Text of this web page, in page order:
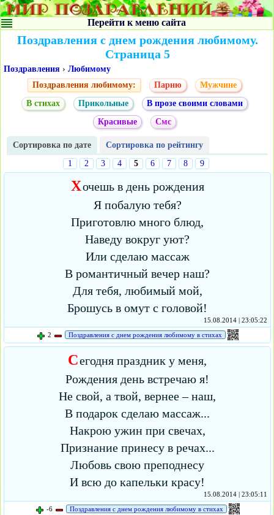
Перейти к меню сайта
Поздравления с днем рождения любимому.
Страница 5
Поздравления › Любимому
Поздравления любимому:
Парню
Мужчине
В стихах
Прикольные
В прозе своими словами
Красивые
Смс
Сортировка по дате
Сортировка по рейтингу
1
2 3 4 5 6 7 8 9
Хочешь в день рождения
Я побалую тебя?
Приготовлю много блюд,
Наведу вокруг уют?
Или сделаю массаж
В романтичный вечер наш?
Для тебя, любимый мой,
Брошусь в омут с головой!
15.08.2014 | 23:05:22
2
Поздравления с днем рождения любимому в стихах
Сегодня праздник у меня,
Рождения день встречаю я!
Не свой, а твой, вернее – наш,
В подарок сделаю массаж...
Накрою ужин при свечах,
Признание принесу в речах...
Любовь свою преподнесу
И всю до капельки красу!
15.08.2014 | 23:05:11
-6
Поздравления с днем рождения любимому в стихах